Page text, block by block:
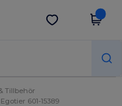
Hämta app
Tillbehör
Egotier 601-15389